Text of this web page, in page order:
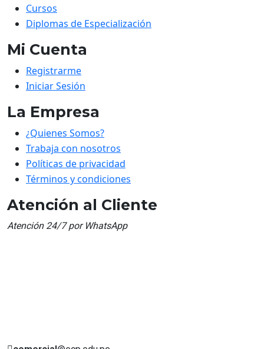
Cursos
Diplomas de Especialización
Mi Cuenta
Registrarme
Iniciar Sesión
La Empresa
¿Quienes Somos?
Trabaja con nosotros
Políticas de privacidad
Términos y condiciones
Atención al Cliente
Atención 24/7 por WhatsApp